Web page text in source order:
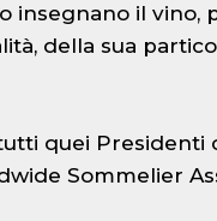
insegnano il vino,
della sua
quei Presidenti
Sommelier